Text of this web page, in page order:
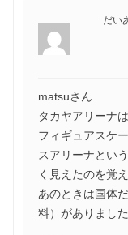
だい
matsuさん
タカヤアリーナ
フィギュアスケ
スアリーナとい
く見えたのを覚
あのときは国体
料）がありまし